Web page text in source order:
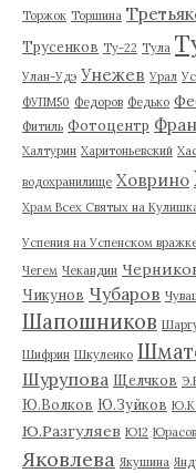
Торжок Торшина
Трусенков Ту-22 Тула
Улан-Удэ Унежев Урал
ФУПМ50 Федоров Федько
Фитиль Фотоцентр
Халтурин Харитоньевский
водохранилище Ховрино
Храм Всех Святых на
Успения на Успенском
Чегем Чекандин
Чикунов Чубаров
Шапошников
Шифрин Шкуленко
Шурупова Щелчков
Ю.Волков Ю.Зуйков
Ю.Разгуляев Ю12 Юрасов
Яковлева Якушина